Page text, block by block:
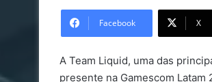
Facebook X
A Team Liquid, uma das
presente na Gamescom